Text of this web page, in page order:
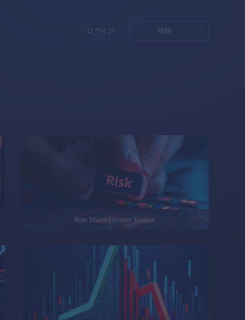
ログイン 登録
Risk Management Basics